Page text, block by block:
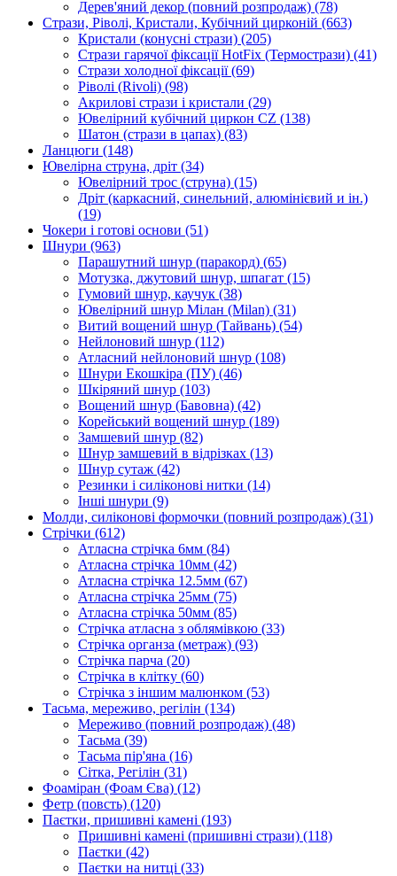
Дерев'яний декор (повний розпродаж) (78)
Стрази, Ріволі, Кристали, Кубічний цирконій (663)
Кристали (конусні стрази) (205)
Стрази гарячої фіксації HotFix (Термострази) (41)
Стрази холодної фіксації(69)
Ріволі (Rivoli) (98)
Акрилові стрази і кристали (29)
Ювелірний кубічний циркон CZ (138)
Шатон (стрази в цапах) (83)
Ланцюги (148)
Ювелірна струна, дріт (34)
Ювелірний трос (струна) (15)
Дріт (каркасний, синельний, алюмінієвий и ін.)
(19)
Чокери і готові основи (51)
Шнури (963)
Парашутний шнур (паракорд) (65)
Мотузка, джутовий шнур, шпагат (15)
Гумовий шнур, каучук (38)
Ювелірний шнур Мілан (Milan) (31)
Витий вощений шнур (Тайвань) (54)
Нейлоновий шнур (112)
Атласний нейлоновий шнур (108)
Шнури Екошкіра (ПУ) (46)
Шкіряний шнур (103)
Вощений шнур (Бавовна) (42)
Корейський вощений шнур (189)
Замшевий шнур (82)
Шнур замшевий в відрізках (13)
Шнур сутаж (42)
Резинки і силіконові нитки (14)
Інші шнури (9)
Молди, силіконові формочки (повний розпродаж) (31)
Стрічки (612)
Атласна стрічка 6мм (84)
Атласна стрічка 10мм (42)
Атласна стрічка 12.5мм (67)
Атласна стрічка 25мм (75)
Атласна стрічка 50мм (85)
Стрічка атласна з облямівкою (33)
Стрічка органза (метраж) (93)
Стрічка парча (20)
Стрічка в клітку (60)
Стрічка з іншим малюнком (53)
Тасьма, мереживо, регілін (134)
Мереживо (повний розпродаж) (48)
Тасьма (39)
Тасьма пір'яна (16)
Сітка, Регілін (31)
Фоаміран (Фоам Єва) (12)
Фетр (повсть) (120)
Паєтки, пришивні камені (193)
Пришивні камені (пришивні стрази) (118)
Паєтки (42)
Паєтки на нитці (33)